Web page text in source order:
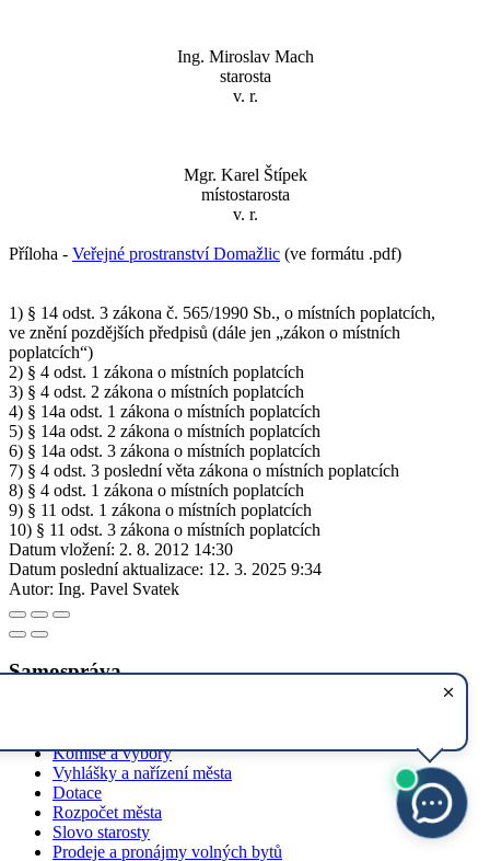
Ing. Miroslav Mach
starosta
v. r.
Mgr. Karel Štípek
místostarosta
v. r.
Příloha - Veřejné prostranství Domažlic (ve formátu .pdf)
1) § 14 odst. 3 zákona č. 565/1990 Sb., o místních poplatcích,
ve znění pozdějších předpisů (dále jen „zákon o místních
poplatcích“)
2) § 4 odst. 1 zákona o místních poplatcích
3) § 4 odst. 2 zákona o místních poplatcích
4) § 14a odst. 1 zákona o místních poplatcích
5) § 14a odst. 2 zákona o místních poplatcích
6) § 14a odst. 3 zákona o místních poplatcích
7) § 4 odst. 3 poslední věta zákona o místních poplatcích
8) § 4 odst. 1 zákona o místních poplatcích
9) § 11 odst. 1 zákona o místních poplatcích
10) § 11 odst. 3 zákona o místních poplatcích
Datum vložení: 2. 8. 2012 14:30
Datum poslední aktualizace: 12. 3. 2025 9:34
Autor: Ing. Pavel Svatek
Samospráva
Komise a výbory
Vyhlášky a nařízení města
Dotace
Rozpočet města
Slovo starosty
Prodeje a pronájmy volných bytů